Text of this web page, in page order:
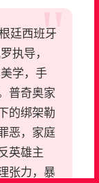
廷西班牙
执导，
学，手
普奇奥家
的绑架勒
恶，家庭
英雄主
张力，暴